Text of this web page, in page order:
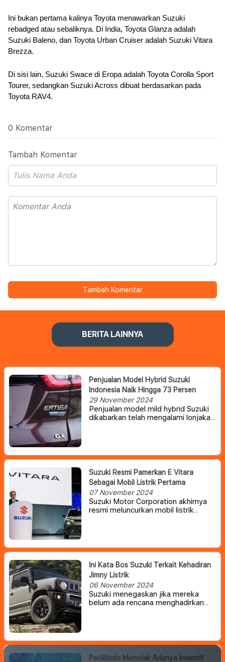
Ini bukan pertama kalinya Toyota menawarkan Suzuki
rebadged atau sebaliknya. Di India, Toyota Glanza adalah
Suzuki Baleno, dan Toyota Urban Cruiser adalah Suzuki Vitara
Brezza.
Di sisi lain, Suzuki Swace di Eropa adalah Toyota Corolla Sport
Tourer, sedangkan Suzuki Across dibuat berdasarkan pada
Toyota RAV4.
0 Komentar
Tambah Komentar
Tambah Komentar
BERITA LAINNYA
Penjualan Model Hybrid Suzuki
Indonesia Naik Hingga 73 Persen
29 November 2024
Penjualan model mild hybrid Suzuki
dikabarkan telah mengalami lonjakan
Suzuki Resmi Pamerkan E Vitara
Sebagai Mobil Listrik Pertama
07 November 2024
Suzuki Motor Corporation akhirnya
resmi meluncurkan mobil listrik
Produksi mobil tersebut kabarnya
akan dimulai di Suzuki Motor Gujarat
di India pada 2025 dan dijual pada
pertengahan tahun.
Ini Kata Bos Suzuki Terkait Kehadiran
Jimny Listrik
06 November 2024
Suzuki menegaskan jika mereka
belum ada rencana menghadirkan
Periklindo Menolak Adanya Insentif